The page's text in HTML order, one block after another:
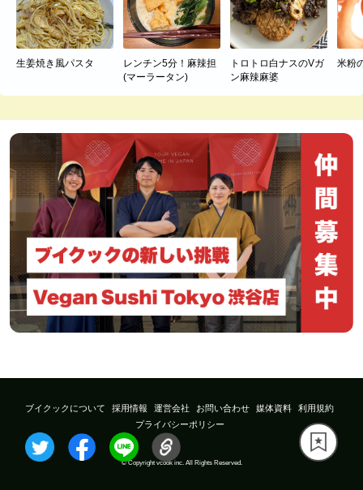
生姜焼き風パスタ
レンチン5分！麻辣担
(マーラータン)
トロトロ白ナスのVガ
ン麻辣麻婆
米粉
ブイクックについて 採用情報 運営会社 お問い合わせ 媒体資料
利用規約
プライバシーポリシー
© Copyright vcook inc. All Rights Reserved.